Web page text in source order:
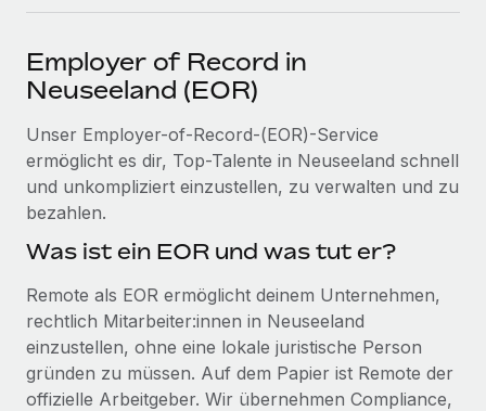
Integrationen
Tools
DIENSTLEISTUNGEN
Frag unsere Expert:innen
Hilfe von Expert:innen für globale HR & Compliance
Background-Checks
Compliance Watchtower
Lückenlose Compliance
Geräteverwaltung
Flexible Einbettung von Global-HR-Funktionen in deine
Partner werden
Entdecke die Möglichkeiten einer Partnerschaft
Remote Build
Beratung zu Integrationen und KI-Automatisierung
FALLSTUDIEN
So hat der KI-Vorreiter Weaviate sein Team mit
Remote um 120 % vergrößert
Weaviate auf einen Blick Weaviate entwickelt KI-basierte
Open-Source-Infrastrukturen. Das...
Webinare
Events
Newsroom
Informationen zu Gehältern und Qualifikationen
Insights Center
BLOG
Globale Payroll
Employer of Record in
Neuseeland (EOR)
Unser Employer-of-Record-(EOR)-Service
ermöglicht es dir, Top-Talente in Neuseeland schnell
und unkompliziert einzustellen, zu verwalten und zu
bezahlen.
Was ist ein EOR und was tut er?
Remote als EOR ermöglicht deinem Unternehmen,
rechtlich Mitarbeiter:innen in Neuseeland
einzustellen, ohne eine lokale juristische Person
gründen zu müssen. Auf dem Papier ist Remote der
offizielle Arbeitgeber. Wir übernehmen Compliance,